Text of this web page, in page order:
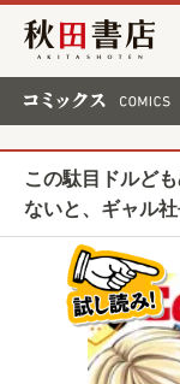
秋田書店
この駄目ドルど
ないと、ギャル